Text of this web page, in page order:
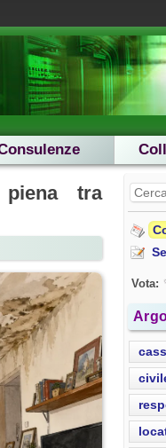
piena tra
Vota: